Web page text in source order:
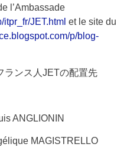
l’Ambassade
JET.html et le site du
p/blog-
ンス人JETの配置先
MAGISTRELLO